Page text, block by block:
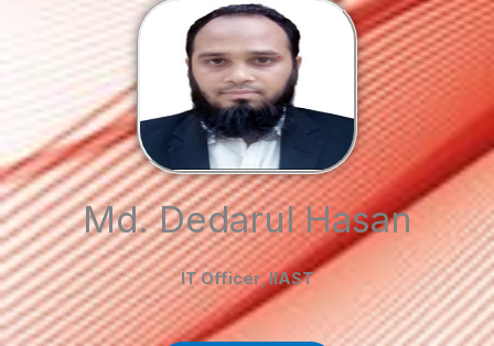
Md. Dedarul Hasan
IT Officer, IIAST